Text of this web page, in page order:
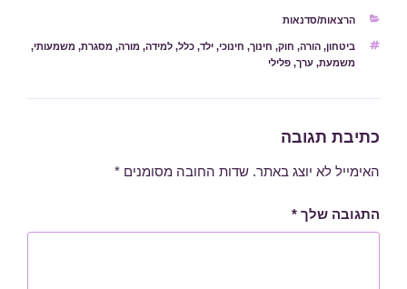
קטגוריות
הרצאות/סדנאות
תגיות
ביטחון,הורה, חוק, חינוך, חינוכי,ילד,כלל,למידה,מורה,מסגרת,משמעותי,
משמעת,ערך,פלילי
כתיבת תגובה
האימייל לא יוצג באתר. שדות החובה מסומנים *
התגובה שלך *